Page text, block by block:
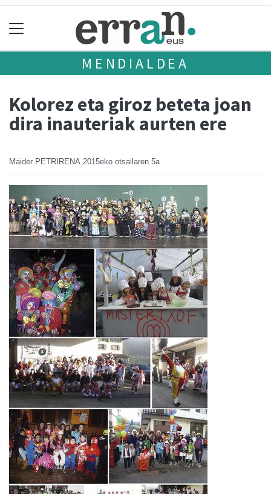
MENDIALDEA
Kolorez eta giroz beteta joan
dira inauteriak aurten ere
Maider PETRIRENA 2015eko otsailaren 5a